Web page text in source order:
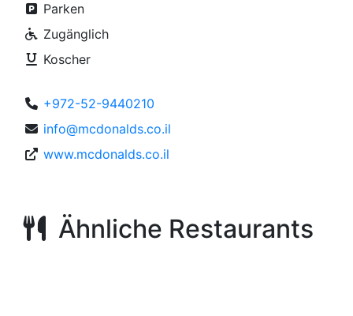
Parken
Zugänglich
Koscher
+972-52-9440210
info@mcdonalds.co.il
www.mcdonalds.co.il
Ähnliche Restaurants